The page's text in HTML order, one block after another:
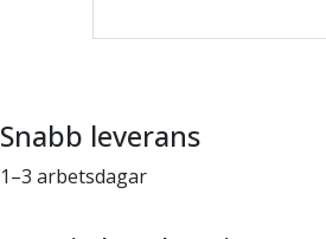
Snabb leverans
1–3 arbetsdagar